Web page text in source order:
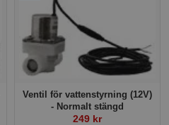
Ventil för vattenstyrning (12V)
- Normalt stängd
249 kr